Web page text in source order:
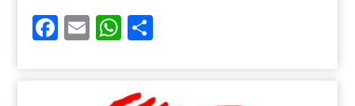
Facebook
EmailWhatsApp